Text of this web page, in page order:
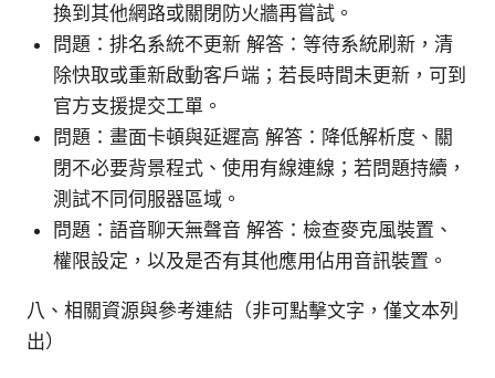
換到其他網路或關閉防火牆再嘗試。
問題：排名系統不更新 解答：等待系統刷新，清
除快取或重新啟動客戶端；若長時間未更新，可到
官方支援提交工單。
問題：畫面卡頓與延遲高 解答：降低解析度、關
閉不必要背景程式、使用有線連線；若問題持續，
測試不同伺服器區域。
問題：語音聊天無聲音 解答：檢查麥克風裝置、
權限設定，以及是否有其他應用佔用音訊裝置。
八、相關資源與參考連結（非可點擊文字，僅文本列
出）